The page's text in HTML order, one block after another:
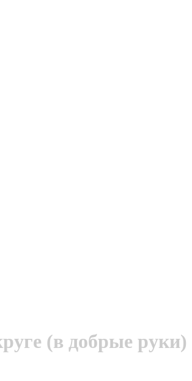
(в добрые руки)